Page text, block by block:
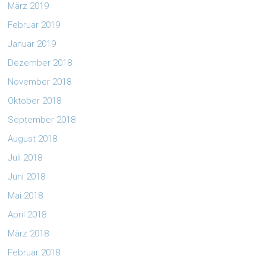
März 2019
Februar 2019
Januar 2019
Dezember 2018
November 2018
Oktober 2018
September 2018
August 2018
Juli 2018
Juni 2018
Mai 2018
April 2018
März 2018
Februar 2018